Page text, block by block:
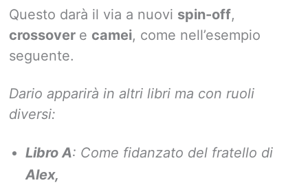
Questo darà il via a nuovi spin-off,
crossover e camei, come nell’esempio
seguente.
Dario apparirà in altri libri ma con ruoli
diversi:
Libro A: Come fidanzato del fratello di
Alex,